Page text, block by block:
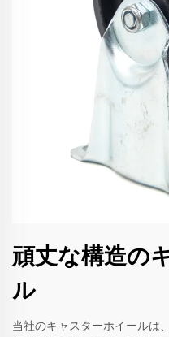
頑丈な構造の
ル
当社のキャスターホイールは